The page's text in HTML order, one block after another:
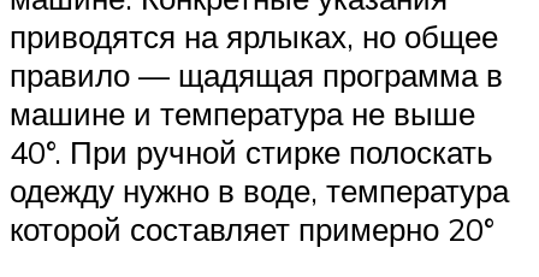
приводятся на ярлыках, но общее
правило — щадящая программа в
машине и температура не выше
40°. При ручной стирке полоскать
одежду нужно в воде, температура
которой составляет примерно 20°